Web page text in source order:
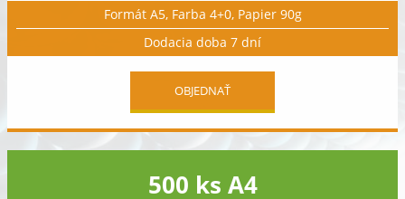
Formát A5, Farba 4+0, Papier 90g
Dodacia doba 7 dní
OBJEDNAŤ
500 ks A4